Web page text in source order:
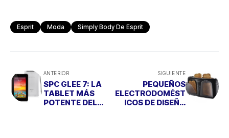
Esprit Moda Simply Body De Esprit
ANTERIOR
SPC GLEE 7: LA
TABLET MÁS
POTENTE DEL
SIGUIENTE
PEQUEÑOS
ELECTRODOMÉST
ICOS DE DISEÑO